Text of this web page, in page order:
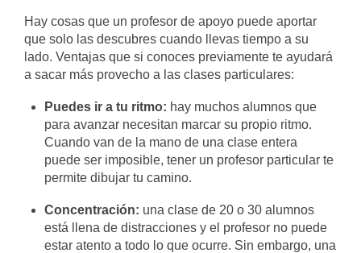
Hay cosas que un profesor de apoyo puede aportar
que solo las descubres cuando llevas tiempo a su
lado. Ventajas que si conoces previamente te ayudará
a sacar más provecho a las clases particulares:
Puedes ir a tu ritmo: hay muchos alumnos que
para avanzar necesitan marcar su propio ritmo.
Cuando van de la mano de una clase entera
puede ser imposible, tener un profesor particular te
permite dibujar tu camino.
Concentración: una clase de 20 o 30 alumnos
está llena de distracciones y el profesor no puede
estar atento a todo lo que ocurre. Sin embargo, una